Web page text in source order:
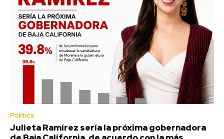
Política
Julieta Ramírez sería la próxima gobernadora